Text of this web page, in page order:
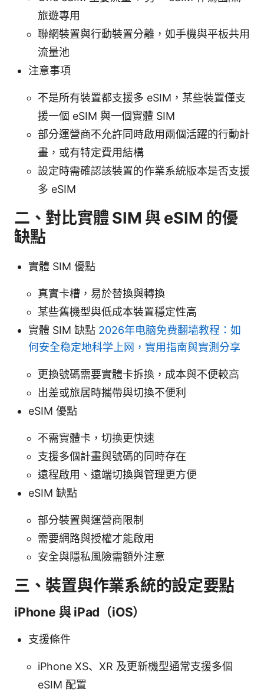
旅遊專用
聯網裝置與行動裝置分離，如手機與平板共用
流量池
注意事項
不是所有裝置都支援多 eSIM，某些裝置僅支
援一個 eSIM 與一個實體 SIM
部分運營商不允許同時啟用兩個活躍的行動計
畫，或有特定費用結構
設定時需確認該裝置的作業系統版本是否支援
多 eSIM
二、對比實體 SIM 與 eSIM 的優
缺點
實體 SIM 優點
真實卡槽，易於替換與轉換
某些舊機型與低成本裝置穩定性高
實體 SIM 缺點 2026年电脑免费翻墙教程：如
何安全稳定地科学上网，實用指南與實測分享
更換號碼需要實體卡拆換，成本與不便較高
出差或旅居時攜帶與切換不便利
eSIM 優點
不需實體卡，切換更快速
支援多個計畫與號碼的同時存在
遠程啟用、遠端切換與管理更方便
eSIM 缺點
部分裝置與運營商限制
需要網路與授權才能啟用
安全與隱私風險需額外注意
三、裝置與作業系統的設定要點
iPhone 與 iPad（iOS）
支援條件
iPhone XS、XR 及更新機型通常支援多個
eSIM 配置